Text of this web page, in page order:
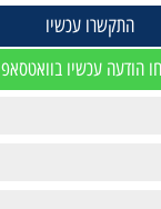
התקשרו עכשיו
הודעה עכשיו בוואטסאפ